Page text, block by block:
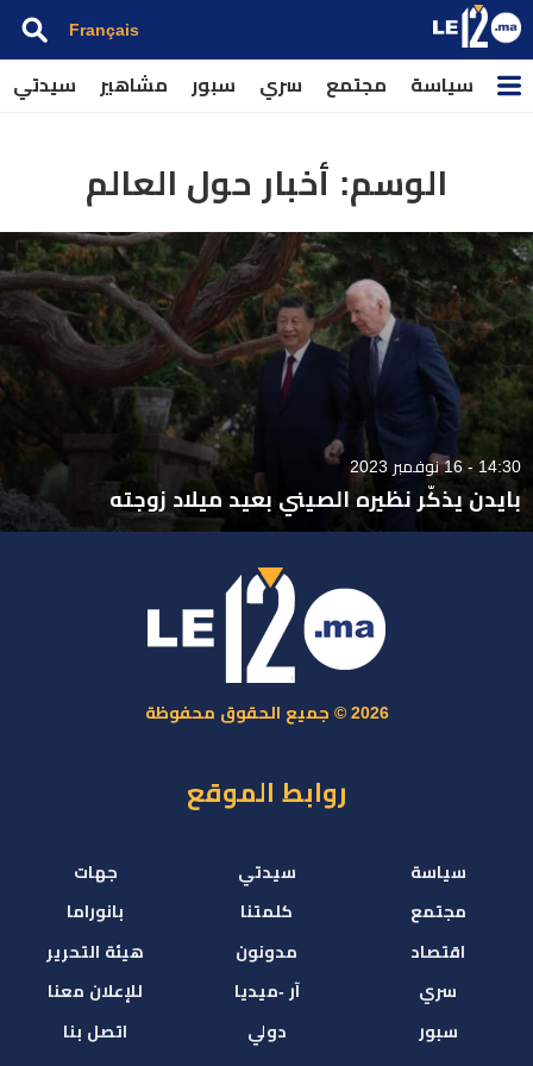
Français
سياسة مجتمع سري سبور مشاهير سيدتي
الوسم: أخبار حول العالم
14:30 - 16 نوفمبر 2023
بايدن يذكّر نظيره الصيني بعيد ميلاد زوجته
2026 © جميع الحقوق محفوظة
روابط الموقع
سياسة
مجتمع
اقتصاد
سري
سبور
سيدتي
كلمتنا
مدونون
آر -ميديا
دولي
جهات
بانوراما
هيئة التحرير
للإعلان معنا
اتصل بنا